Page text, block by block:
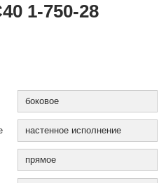
1-750-28
боковое
настенное исполнение
прямое